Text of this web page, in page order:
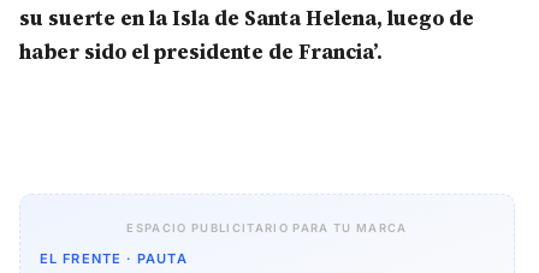
su suerte en la Isla de Santa Helena, luego de
haber sido el presidente de Francia’.
ESPACIO PUBLICITARIO PARA TU MARCA
EL FRENTE · PAUTA